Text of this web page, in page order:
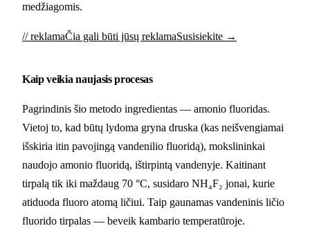
medžiagomis.
// reklamaČia gali būti jūsų reklamaSusisiekite →
Kaip veikia naujasis procesas
Pagrindinis šio metodo ingredientas — amonio fluoridas.
Vietoj to, kad būtų lydoma gryna druska (kas neišvengiamai
išskiria itin pavojingą vandenilio fluoridą), mokslininkai
naudojo amonio fluoridą, ištirpintą vandenyje. Kaitinant
tirpalą tik iki maždaug 70 °C, susidaro NH₄F₂ jonai, kurie
atiduoda fluoro atomą ličiui. Taip gaunamas vandeninis ličio
fluorido tirpalas — beveik kambario temperatūroje.